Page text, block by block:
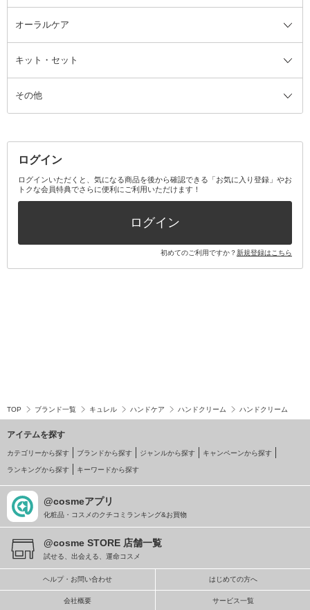
カミソリ
ファンデーション・パウダーケー
ス
ミラー・鏡
ヘッドマッサージブラシ
ルームフレグランス・ディフュー
ザー
アロマキャンドル
消臭剤・芳香剤
ボディケア美容家電
その他美容家電
ウェア全て
レッグウェア
オーラルケア
オーラルケア全て
歯ブラシ
その他オーラルケア
キット・セット
キット・セット全て
ボディケアキット
その他キット・セット
その他
ログイン
ログインいただくと、気になる商品を後から確認できる「お気に入り登録」やお
トクな会員特典でさらに便利にご利用いただけます！
ログイン
初めてのご利用ですか？新規登録はこちら
TOP ブランド一覧 キュレル ハンドケア ハンドクリーム ハンドクリーム
アイテムを探す
カテゴリーから探す ブランドから探す ジャンルから探す キャンペーンから探す
ランキングから探す キーワードから探す
@cosmeアプリ
化粧品・コスメのクチコミランキング&お買物
@cosme STORE 店舗一覧
試せる、出会える、運命コスメ
ヘルプ・お問い合わせ はじめての方へ
会社概要 サービス一覧